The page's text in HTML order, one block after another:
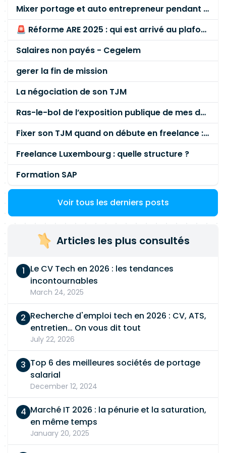
Mixer portage et auto entrepreneur pendant des années - quel risque ?
🚨 Réforme ARE 2025 : qui est arrivé au plafond des 60 % en gardant son entreprise ?
Salaires non payés - Cegelem
gerer la fin de mission
La négociation de son TJM
Ras-le-bol de l’exposition publique de mes données personnelles liées à mon entreprise
Fixer son TJM quand on débute en freelance : la méthode mathématique (et pas au feeling) 🛑
Freelance Luxembourg : quelle structure ?
Formation SAP
Voir tous les derniers posts
Articles les plus consultés
Le CV Tech en 2026 : les tendances
incontournables
March 24, 2025
Recherche d'emploi tech en 2026 : CV, ATS,
entretien… On vous dit tout
July 22, 2026
Top 6 des meilleures sociétés de portage
salarial
December 12, 2024
Marché IT 2026 : la pénurie et la saturation,
en même temps
January 20, 2025